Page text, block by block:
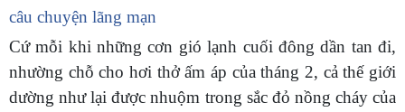
câu chuyện lãng mạn
Cứ mỗi khi những cơn gió lạnh cuối đông dần tan đi,
nhường chỗ cho hơi thở ấm áp của tháng 2, cả thế giới
dường như lại được nhuộm trong sắc đỏ nồng cháy của